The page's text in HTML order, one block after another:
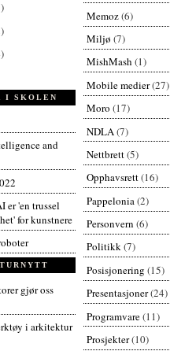
I SKOLEN
and
er 'en trussel
for kunstnere
gjør oss
i arkitektur
Memoz(6)
Miljø (7)
MishMash (1)
Mobile medier(27)
Moro (17)
NDLA (7)
Nettbrett(5)
Opphavsrett(16)
Pappelonia(2)
Personvern (6)
Politikk(7)
Posisjonering (15)
Presentasjoner(24)
Programvare(11)
Prosjekter(10)